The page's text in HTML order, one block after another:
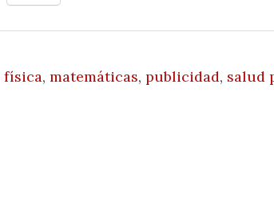
física, matemáticas, publicidad, salud